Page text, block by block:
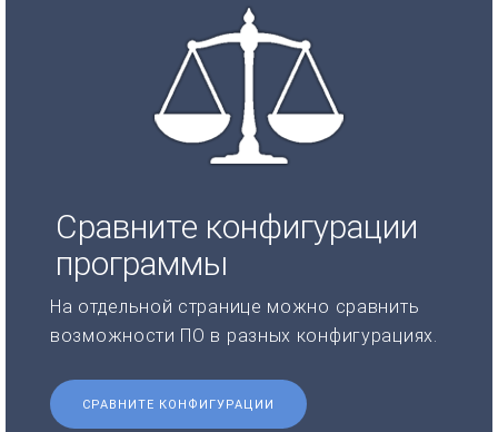
Сравните конфигурации
программы
На отдельной странице можно сравнить
возможности ПО в разных конфигурациях.
СРАВНИТЕ КОНФИГУРАЦИИ